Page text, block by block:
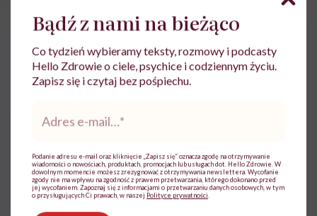
Powiązane tematy:
Dziecko Gardło
lekarskiej. Pamiętaj, że w przypadku
problemów ze zdrowiem należy bezwzględnie
skonsultować się z lekarzem.
Bądź z nami na bieżąco
Co tydzień wybieramy teksty, rozmowy i podcasty
Hello Zdrowie o ciele, psychice i codziennym życiu.
Zapisz się i czytaj bez pośpiechu.
mail*
Podanie adresu e-mail oraz kliknięcie „Zapisz się” oznacza zgodę na otrzymywanie
wiadomości o nowościach, produktach, promocjach lub usługach dot. Hello Zdrowie. W
dowolnym momencie możesz zrezygnować z otrzymywania newslettera. Wycofanie
zgody nie ma wpływu na zgodność z prawem przetwarzania, którego dokonano przed
jej wycofaniem. Zapoznaj się z informacjami o przetwarzaniu danych osobowych, w tym
o przysługujących Ci prawach, w naszej Polityce prywatności